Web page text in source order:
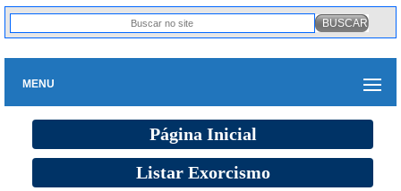
MENU
Página Inicial
Listar Exorcismo